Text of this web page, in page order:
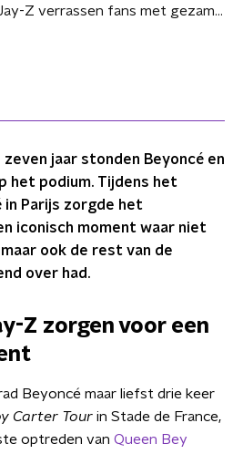
Beyoncé en Jay-Z verrassen fans met gezamenlijk optreden in Parijs
jaar stonden Beyoncé en
het podium. Tijdens het
in Parijs zorgde het
iconisch moment waar niet
ook de rest van de
over had.
Z zorgen voor een
Beyoncé maar liefst drie keer
Carter Tour in Stade de France,
optreden van Queen Bey